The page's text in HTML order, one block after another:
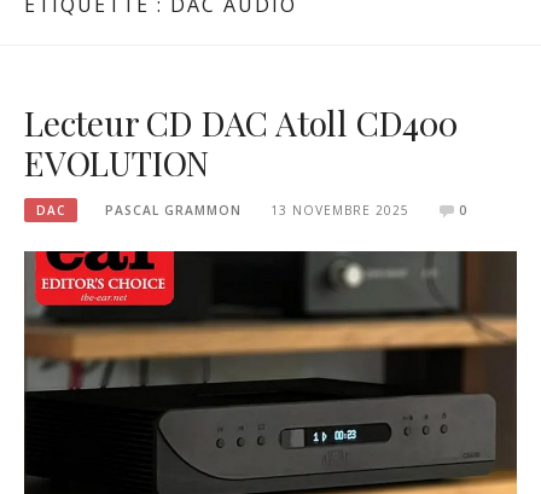
Lecteur CD DAC Atoll CD400
EVOLUTION
DAC PASCAL GRAMMON 13 NOVEMBRE 2025 0